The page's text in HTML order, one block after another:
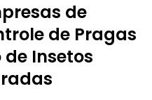
de
de Pragas
de Insetos